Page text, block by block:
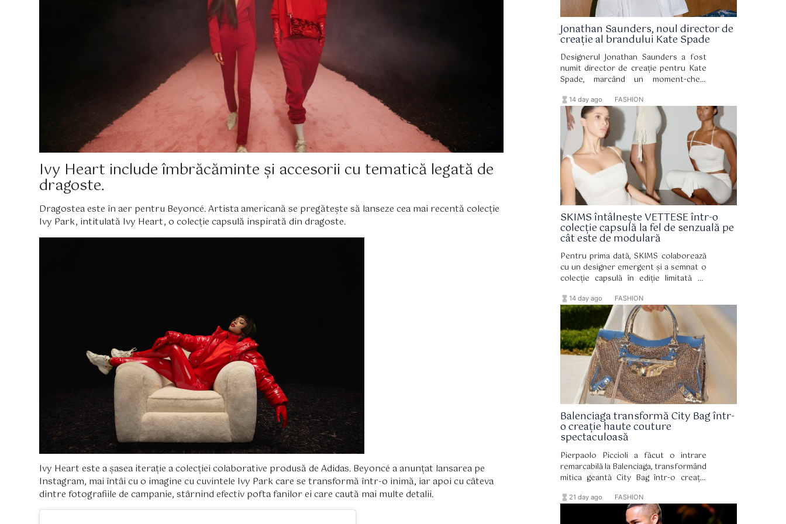
Ivy Heart include îmbrăcăminte și accesorii cu tematică legată de
dragoste.
Dragostea este în aer pentru Beyoncé. Artista americană se pregătește să lanseze cea mai recentă colecție
Ivy Park, intitulată Ivy Heart, o colecție capsulă inspirată din dragoste.
Ivy Heart este a șasea iterație a colecției colaborative produsă de Adidas. Beyoncé a anunțat lansarea pe
Instagram, mai întâi cu o imagine cu cuvintele Ivy Park care se transformă într-o inimă, iar apoi cu câteva
dintre fotografiile de campanie, stârnind efectiv pofta fanilor ei care caută mai multe detalii.
Jonathan Saunders, noul director de
creație al brandului Kate Spade
Designerul Jonathan Saunders a fost
numit director de creație pentru Kate
Spade, marcând un moment-cheie
funcționat în ultimii cinci ani fără o
persoană anume în acest post.
hourglass_full 14 day ago FASHION
SKIMS întâlnește VETTESE într-o
colecție capsulă la fel de senzuală pe
cât este de modulară
Pentru prima dată, SKIMS colaborează
cu un designer emergent și a semnat o
colecție capsulă în ediție limitată cu
adevărat domeniu de expresie.
hourglass_full 14 day ago FASHION
Balenciaga transformă City Bag într-
o creație haute couture
spectaculoasă
Pierpaolo Piccioli a făcut o intrare
remarcabilă la Balenciaga, transformând
mitica geantă City Bag într-o creație
hourglass_full 21 day ago FASHION